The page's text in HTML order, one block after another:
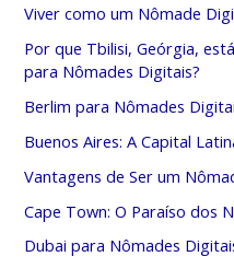
Viver como um Nômade
Por que Tbilisi, Geórgia,
para Nômades Digitais?
Berlim para Nômades
Buenos Aires: A Capital
Vantagens de Ser um
Cape Town: O Paraíso dos
Dubai para Nômades